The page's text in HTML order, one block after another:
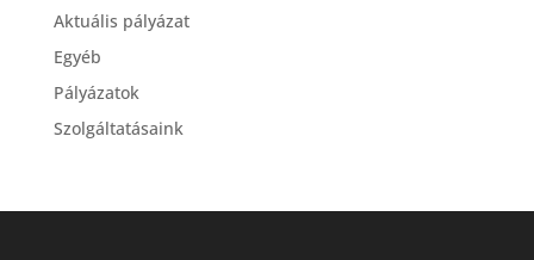
Aktuális pályázat
Egyéb
Pályázatok
Szolgáltatásaink